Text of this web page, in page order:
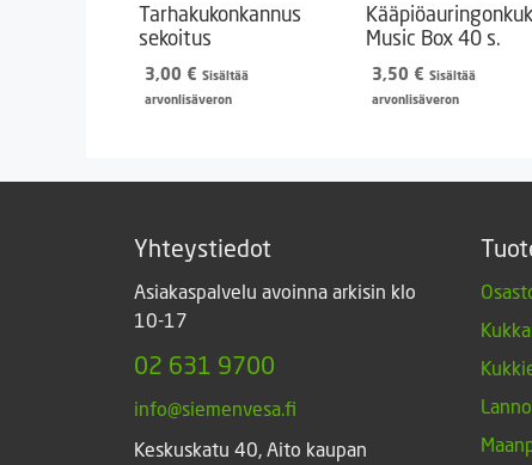
Tarhakukonkannus
sekoitus
3,00 € Sisältää
arvonlisäveron
Music Box 40 s.
3,50 € Sisältää
arvonlisäveron
Yhteystiedot
Asiakaspalvelu avoinna arkisin klo
10-17
02 631 9700
info@siemenvesa.fi
Keskuskatu 40, Aito kaupan